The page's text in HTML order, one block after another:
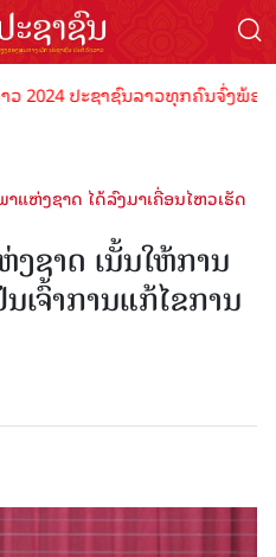
ປະຊາຊົນລາວທຸກຄົນຈົ່ງພ້ອມ
ແຫ່ງຊາດ ໄດ້ລົງມາເຄື່ອນໄຫວເຮັດ
ຊາດ ເນັ້ນໃຫ້ການ
ເຈົ້າການແກ້ໄຂການ